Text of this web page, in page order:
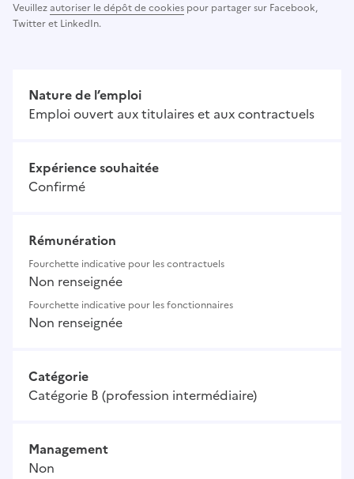
Veuillezautoriser le dépôt de cookies pour partager sur Facebook,
Twitter et LinkedIn.
Nature de l’emploi
Emploi ouvert aux titulaires et aux contractuels
Expérience souhaitée
Confirmé
Rémunération
Fourchette indicative pour les contractuels
Non renseignée
Fourchette indicative pour les fonctionnaires
Non renseignée
Catégorie
Catégorie B (profession intermédiaire)
Management
Non